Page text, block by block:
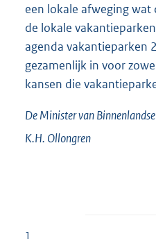
een lokale afweging
de lokale
agenda vakantieparken
gezamenlijk in voor
kansen die
De Minister van
K.H. Ollongren
1